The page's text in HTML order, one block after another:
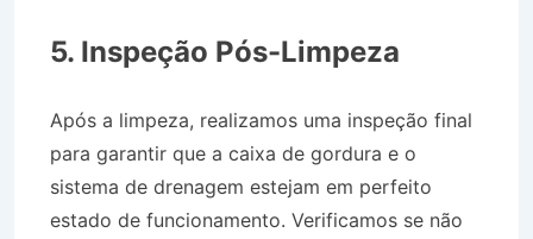
5. Inspeção Pós-Limpeza
Após a limpeza, realizamos uma inspeção final
para garantir que a caixa de gordura e o
sistema de drenagem estejam em perfeito
estado de funcionamento. Verificamos se não